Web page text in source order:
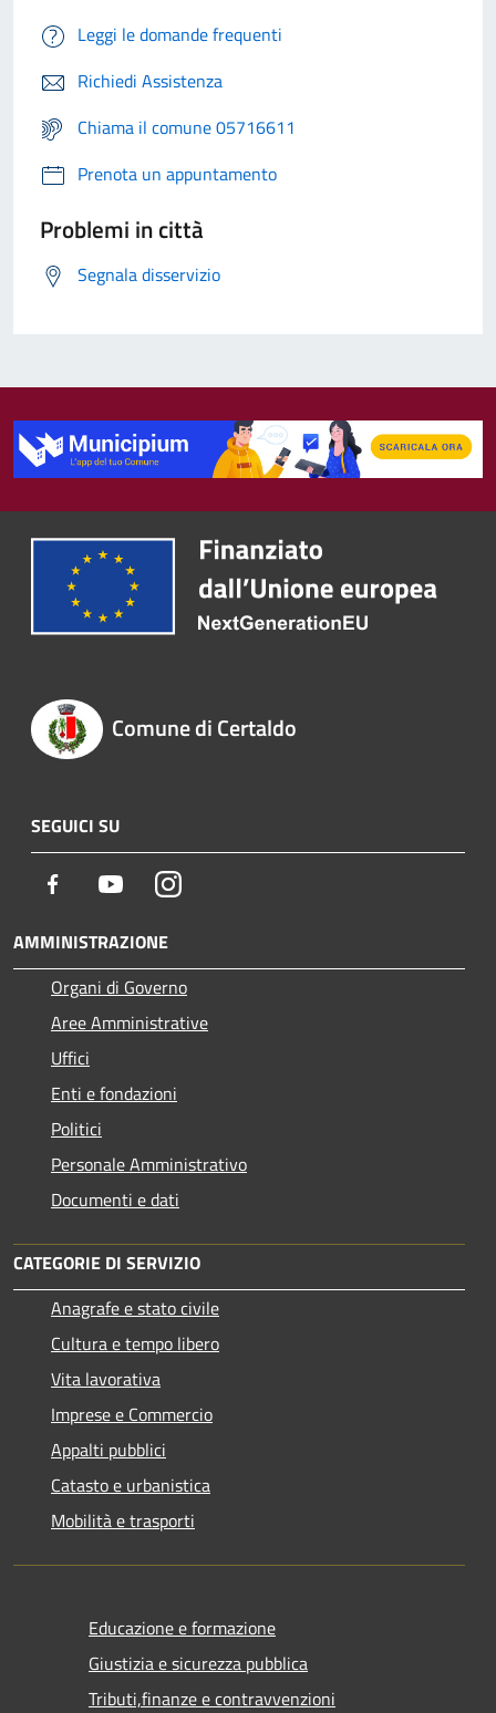
Leggi le domande frequenti
Richiedi Assistenza
Chiama il comune 05716611
Prenota un appuntamento
Problemi in città
Segnala disservizio
Comune di Certaldo
SEGUICI SU
Facebook YoutubeInstagram
AMMINISTRAZIONE
Organi di Governo
Aree Amministrative
Uffici
Enti e fondazioni
Politici
Personale Amministrativo
Documenti e dati
CATEGORIE DI SERVIZIO
Anagrafe e stato civile
Cultura e tempo libero
Vita lavorativa
Imprese e Commercio
Appalti pubblici
Catasto e urbanistica
Mobilità e trasporti
Educazione e formazione
Giustizia e sicurezza pubblica
Tributi,finanze e contravvenzioni